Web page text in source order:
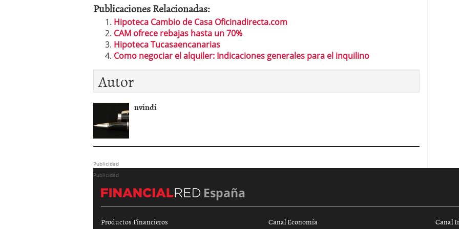
Publicaciones Relacionadas:
Hipoteca Cambio de Casa Oficinadirecta.com
CAM ofrece rebajas hasta un 70%
Hipoteca Tucasaencanarias
Como negociar el alquiler: Indicaciones generales para el inquilino
Autor
nvindi
Publicidad
Publicidad
España
Productos Financieros Canal Economía Canal